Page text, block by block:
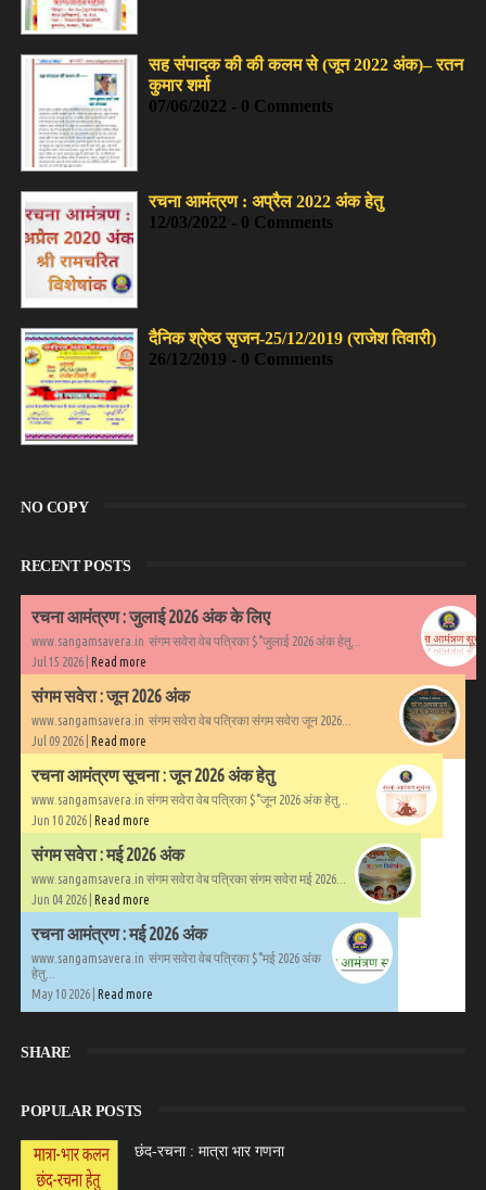
सह संपादक की की कलम से (जून 2022 अंक)– रतन
कुमार शर्मा
07/06/2022 - 0 Comments
रचना आमंत्रण : अप्रैल 2022 अंक हेतु
12/03/2022 - 0 Comments
दैनिक श्रेष्ठ सृजन-25/12/2019 (राजेश तिवारी)
26/12/2019 - 0 Comments
NO COPY
RECENT POSTS
रचना आमंत्रण : जुलाई 2026 अंक के लिए
www.sangamsavera.in संगम सवेरा वेब पत्रिका $°जुलाई 2026 अंक हेतु...
Jul 15 2026 | Read more
संगम सवेरा : जून 2026 अंक
www.sangamsavera.in संगम सवेरा वेब पत्रिका संगम सवेरा जून 2026...
Jul 09 2026 | Read more
रचना आमंत्रण सूचना : जून 2026 अंक हेतु
www.sangamsavera.in संगम सवेरा वेब पत्रिका $°जून 2026 अंक हेतु...
Jun 10 2026 | Read more
संगम सवेरा : मई 2026 अंक
www.sangamsavera.in संगम सवेरा वेब पत्रिका संगम सवेरा मई 2026...
Jun 04 2026 | Read more
रचना आमंत्रण : मई 2026 अंक
www.sangamsavera.in संगम सवेरा वेब पत्रिका $°मई 2026 अंक
हेतु...
May 10 2026 | Read more
SHARE
POPULAR POSTS
छंद-रचना : मात्रा भार गणना